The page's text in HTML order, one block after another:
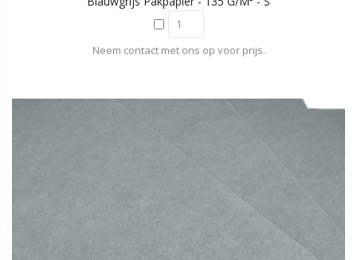
Neem contact met ons op voor prijs.